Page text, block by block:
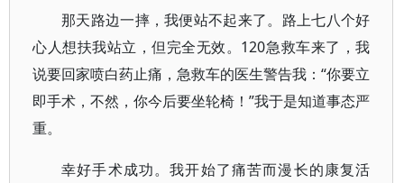
那天路边一摔，我便站不起来了。路上七八个好
心人想扶我站立，但完全无效。120急救车来了，我
说要回家喷白药止痛，急救车的医生警告我：“你要立
即手术，不然，你今后要坐轮椅！”我于是知道事态严
重。
幸好手术成功。我开始了痛苦而漫长的康复活